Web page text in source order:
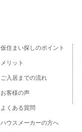
仮住まい探しのポイント
メリット
ご入居までの流れ
お客様の声
よくある質問
ハウスメーカーの方へ